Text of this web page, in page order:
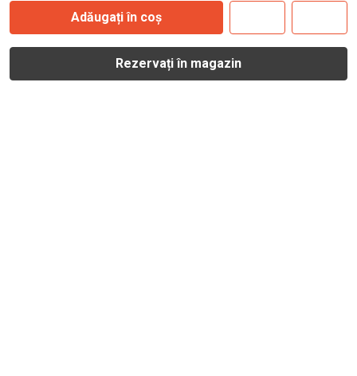
Adăugați în coș
Rezervați în magazin